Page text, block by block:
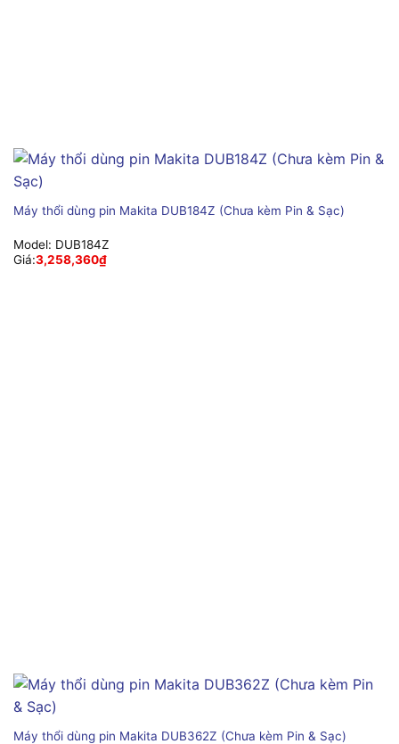
Máy thổi dùng pin Makita DUB184Z (Chưa kèm Pin & Sạc)
Model: DUB184Z
Giá:3,258,360₫
Máy thổi dùng pin Makita DUB362Z (Chưa kèm Pin & Sạc)